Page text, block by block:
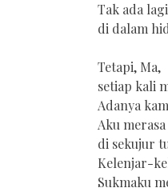
Tak ada
di dalam
Tetapi, Ma,
setiap kali
Adanya
Aku
di sekujur
Kelenjar-
Sukmaku